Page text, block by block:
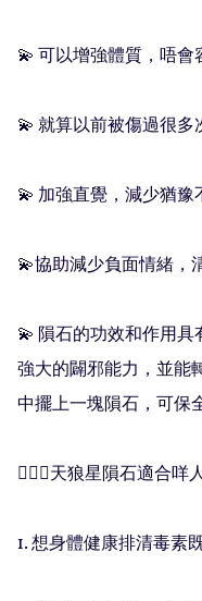
💫 可以增強體質，唔會
💫 就算以前被傷過很
💫 加強直覺，減少猶豫
💫協助減少負面情緒，
💫 隕石的功效和作用
強大的闢邪能力，並能
中擺上一塊隕石，可保
🧚🏻‍♀️天狼星隕石適合咩
1. 想身體健康排清毒素